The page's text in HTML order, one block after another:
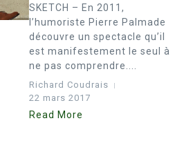
SKETCH – En 2011,
l’humoriste Pierre Palmade
découvre un spectacle qu’il
est manifestement le seul à
ne pas comprendre....
Richard Coudrais
22 mars 2017
Read More